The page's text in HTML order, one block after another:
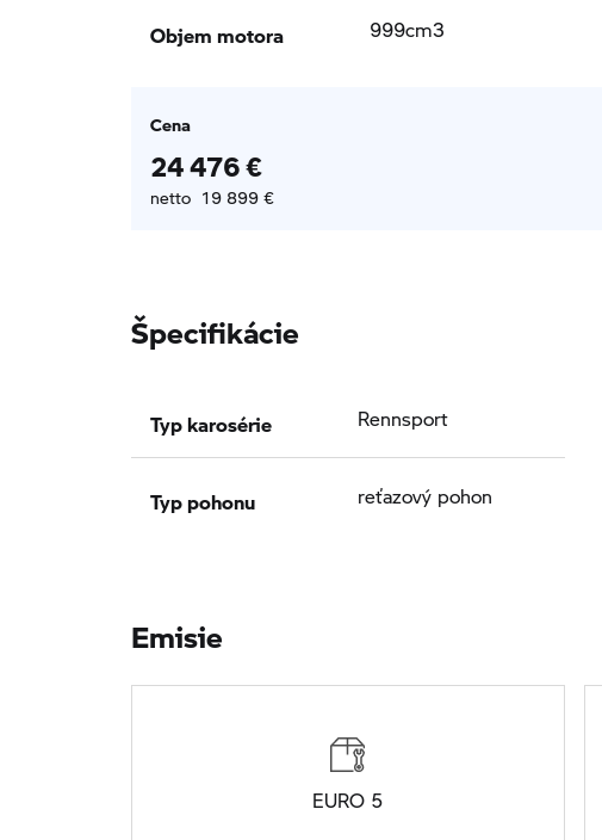
Objem motora 999cm3
Cena
24 476 €
netto 19 899 €
Špecifikácie
Typ karosérie Rennsport
Typ pohonu reťazový pohon
Emisie
EURO 5